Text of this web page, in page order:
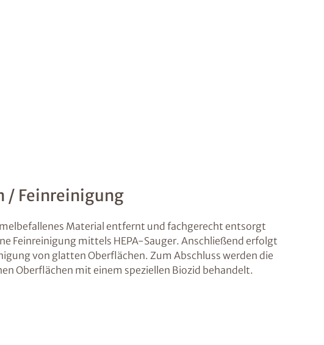
/ Feinreinigung
Material entfernt und fachgerecht entsorgt
Feinreinigung mittels HEPA-Sauger. Anschließend erfolgt
von glatten Oberflächen. Zum Abschluss werden die
Oberflächen mit einem speziellen Biozid behandelt.